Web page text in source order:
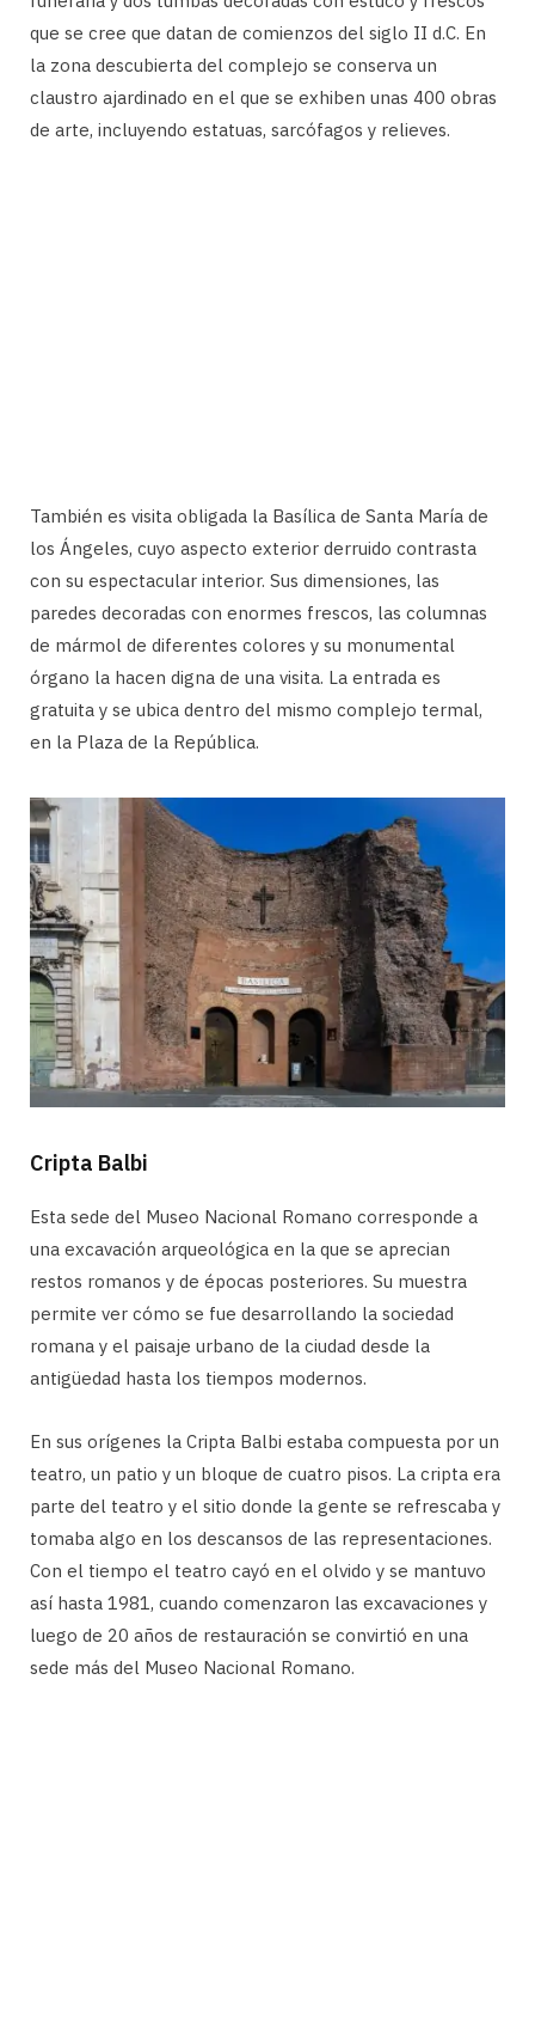
que se cree que datan de comienzos del siglo II d.C. En
la zona descubierta del complejo se conserva un
claustro ajardinado en el que se exhiben unas 400 obras
de arte, incluyendo estatuas, sarcófagos y relieves.
También es visita obligada la Basílica de Santa María de
los Ángeles, cuyo aspecto exterior derruido contrasta
con su espectacular interior. Sus dimensiones, las
paredes decoradas con enormes frescos, las columnas
de mármol de diferentes colores y su monumental
órgano la hacen digna de una visita. La entrada es
gratuita y se ubica dentro del mismo complejo termal,
en la Plaza de la República.
Cripta Balbi
Esta sede del Museo Nacional Romano corresponde a
una excavación arqueológica en la que se aprecian
restos romanos y de épocas posteriores. Su muestra
permite ver cómo se fue desarrollando la sociedad
romana y el paisaje urbano de la ciudad desde la
antigüedad hasta los tiempos modernos.
En sus orígenes la Cripta Balbi estaba compuesta por un
teatro, un patio y un bloque de cuatro pisos. La cripta era
parte del teatro y el sitio donde la gente se refrescaba y
tomaba algo en los descansos de las representaciones.
Con el tiempo el teatro cayó en el olvido y se mantuvo
así hasta 1981, cuando comenzaron las excavaciones y
luego de 20 años de restauración se convirtió en una
sede más del Museo Nacional Romano.